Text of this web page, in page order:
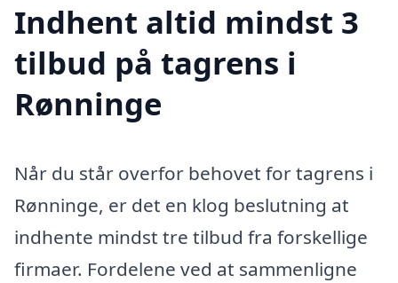
Indhent altid mindst 3
tilbud på tagrens i
Rønninge
Når du står overfor behovet for tagrens i
Rønninge, er det en klog beslutning at
indhente mindst tre tilbud fra forskellige
firmaer. Fordelene ved at sammenligne